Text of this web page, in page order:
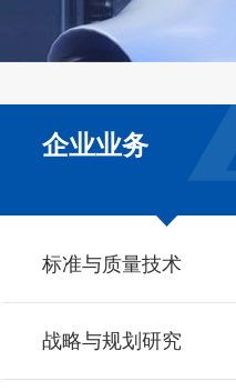
企业业务
标准与质量技术
战略与规划研究